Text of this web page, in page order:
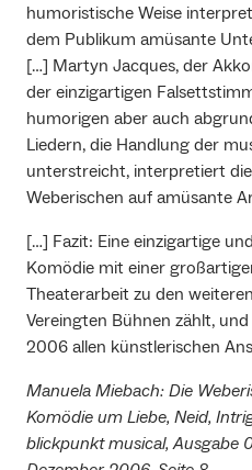
humoristische Weise
dem Publikum amüsante
[…] Martyn Jacques, der
der einzigartigen
humorigen aber auch
Liedern, die Handlung der
unterstreicht, interpretiert
Weberischen auf amüsante
[…] Fazit: Eine einzigartige
Komödie mit einer
Theaterarbeit zu den
Vereingten Bühnen zählt,
2006 allen künstlerischen
Manuela Miebach: Die
Komödie um Liebe, Neid,
blickpunkt musical, Ausgabe